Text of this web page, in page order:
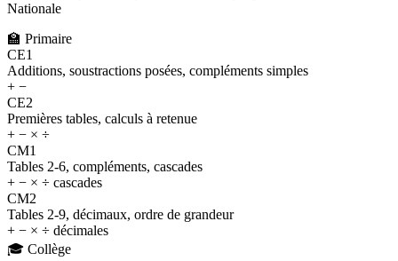
Nationale
🏫 Primaire
CE1
Additions, soustractions posées, compléments simples
+ −
CE2
Premières tables, calculs à retenue
+ − × ÷
CM1
Tables 2-6, compléments, cascades
+ − × ÷ cascades
CM2
Tables 2-9, décimaux, ordre de grandeur
+ − × ÷ décimales
🎓 Collège